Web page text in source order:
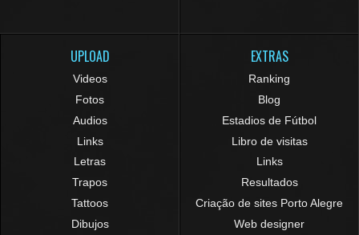
UPLOAD
Videos
Fotos
Audios
Links
Letras
Trapos
Tattoos
Dibujos
EXTRAS
Ranking
Blog
Estadios de Fútbol
Libro de visitas
Links
Resultados
Criação de sites Porto Alegre
Web designer